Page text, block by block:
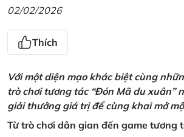
02/02/2026
Thích
Với một diện mạo khác biệt cùng
trò chơi tương tác “Đón Mã du xuân”
giải thưởng giá trị để cùng khai mở
Từ trò chơi dân gian đến game